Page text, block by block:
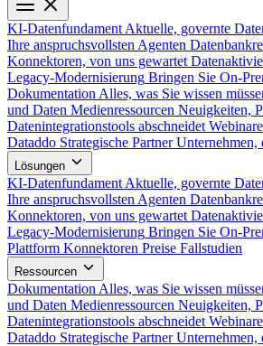
KI-Datenfundament Aktuelle, governte
Ihre anspruchsvollsten Agenten
Konnektoren, von uns gewartet
Legacy-Modernisierung Bringen Sie On-
Dokumentation Alles, was Sie wissen
und Daten Medienressourcen Neuigkeiten,
Datenintegrationstools abschneidet Webinare
Dataddo Strategische Partner Unternehmen,
Lösungen
KI-Datenfundament Aktuelle, governte
Ihre anspruchsvollsten Agenten
Konnektoren, von uns gewartet
Legacy-Modernisierung Bringen Sie On-
Plattform Konnektoren Preise Fallstudien
Ressourcen
Dokumentation Alles, was Sie wissen
und Daten Medienressourcen Neuigkeiten,
Datenintegrationstools abschneidet Webinare
Dataddo Strategische Partner Unternehmen,